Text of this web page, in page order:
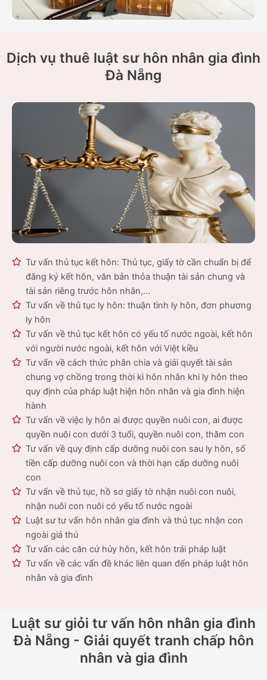
Dịch vụ thuê luật sư hôn nhân gia đình
Đà Nẵng
Tư vấn thủ tục kết hôn: Thủ tục, giấy tờ cần chuẩn bị để
đăng ký kết hôn, văn bản thỏa thuận tài sản chung và
tài sản riêng trước hôn nhân,…
Tư vấn về thủ tục ly hôn: thuận tình ly hôn, đơn phương
ly hôn
Tư vấn về thủ tục kết hôn có yếu tố nước ngoài, kết hôn
với người nước ngoài, kết hôn với Việt kiều
Tư vấn về cách thức phân chia và giải quyết tài sản
chung vợ chồng trong thời kì hôn nhân khi ly hôn theo
quy định của pháp luật hiện hôn nhân và gia đình hiện
hành
Tư vấn về việc ly hôn ai được quyền nuôi con, ai được
quyền nuôi con dưới 3 tuổi, quyền nuôi con, thăm con
Tư vấn về quy định cấp dưỡng nuôi con sau ly hôn, số
tiền cấp dưỡng nuôi con và thời hạn cấp dưỡng nuôi
con
Tư vấn về thủ tục, hồ sơ giấy tờ nhận nuôi con nuôi,
nhận nuôi con nuôi có yếu tố nước ngoài
Luật sư tư vấn hôn nhân gia đình và thủ tục nhận con
ngoài giá thú
Tư vấn các căn cứ hủy hôn, kết hôn trái pháp luật
Tư vấn về các vấn đề khác liên quan đến pháp luật hôn
nhân và gia đình
Luật sư giỏi tư vấn hôn nhân gia đình
Đà Nẵng - Giải quyết tranh chấp hôn
nhân và gia đình